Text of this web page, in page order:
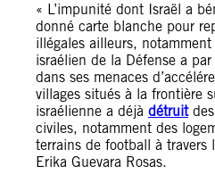
« L’impunité dont Israël a
donné carte blanche pour
illégales ailleurs,
israélien de la Défense a
dans ses menaces
villages situés à la frontière
israélienne a déjà détruitdes
civiles, notamment des
terrains de football à travers
Erika Guevara Rosas.